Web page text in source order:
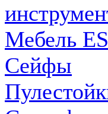
Мебель
Сейфы